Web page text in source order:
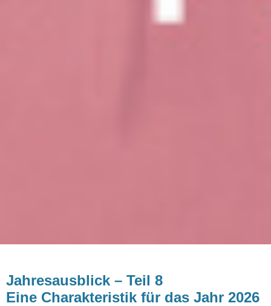
Jahresausblick – Teil 8
Eine Charakteristik für das Jahr 2026